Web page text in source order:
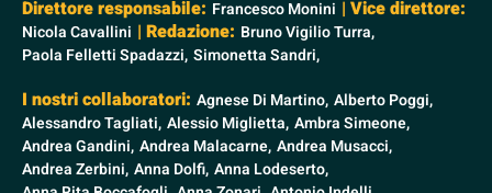
Direttore responsabile: Francesco Monini | Vice direttore:
Nicola Cavallini | Redazione: Bruno Vigilio Turra,
Paola Felletti Spadazzi, Simonetta Sandri,
I nostri collaboratori: Agnese Di Martino, Alberto Poggi,
Alessandro Tagliati, Alessio Miglietta, Ambra Simeone,
Andrea Gandini, Andrea Malacarne, Andrea Musacci,
Andrea Zerbini, Anna Dolfi, Anna Lodeserto,